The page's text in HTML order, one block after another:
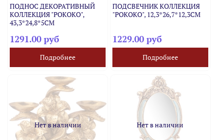
ПОДНОС ДЕКОРАТИВНЫЙ
КОЛЛЕКЦИЯ "РОКОКО",
43,3*24,8*5CM
1291.00 руб
Подробнее
ПОДСВЕЧНИК КОЛЛЕКЦИЯ
"РОКОКО", 12,3*26,7*12,3CM
1229.00 руб
Подробнее
Нет в наличии Нет в наличии